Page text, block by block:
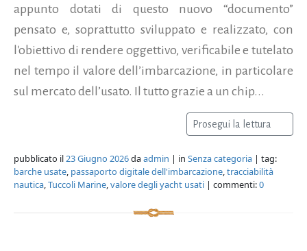
appunto dotati di questo nuovo “documento”
pensato e, soprattutto sviluppato e realizzato, con
l'obiettivo di rendere oggettivo, verificabile e tutelato
nel tempo il valore dell’imbarcazione, in particolare
sul mercato dell’usato. Il tutto grazie a un chip...
Prosegui la lettura
pubblicato il23 Giugno 2026daadmin | in Senza categoria | tag:
barche usate, passaporto digitale dell'imbarcazione,tracciabilità
nautica,Tuccoli Marine,valore degli yacht usati | commenti:0